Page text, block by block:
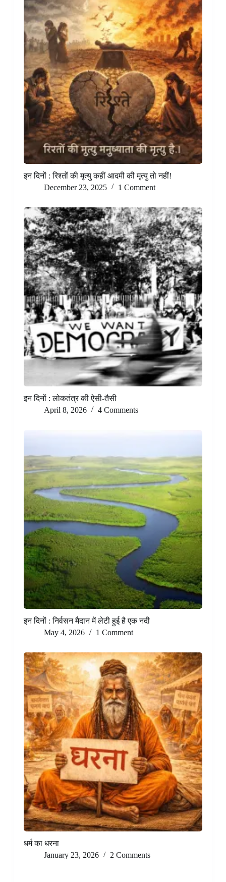
इन दिनों : रिश्तों की मृत्यु कहीं आदमी की मृत्यु तो नहीं!
December 23, 2025
1 Comment
इन दिनों : लोकतंत्र की ऐसी-तैसी
April 8, 2026
4 Comments
इन दिनों : निर्वसन मैदान में लेटी हुई है एक नदी
May 4, 2026
1 Comment
धर्म का धरना
January 23, 2026
2 Comments